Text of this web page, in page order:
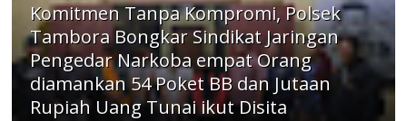
Komitmen Tanpa Kompromi, Polsek
Tambora Bongkar Sindikat Jaringan
Pengedar Narkoba empat Orang
diamankan 54 Poket BB dan Jutaan
Rupiah Uang Tunai ikut Disita